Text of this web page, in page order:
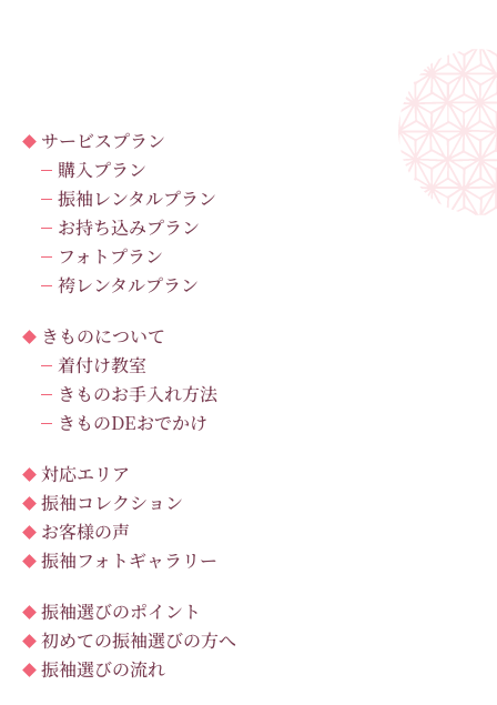
サービスプラン
購入プラン
振袖レンタルプラン
お持ち込みプラン
フォトプラン
袴レンタルプラン
きものについて
着付け教室
きものお手入れ方法
きものDEおでかけ
対応エリア
振袖コレクション
お客様の声
振袖フォトギャラリー
振袖選びのポイント
初めての振袖選びの方へ
振袖選びの流れ